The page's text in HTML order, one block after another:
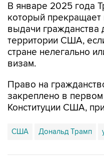
В январе 2025 года
который прекращает
выдачи гражданства
территории США,
стране нелегально
визам.
Право на
закреплено в
Конституции США,
США Дональд Трамп